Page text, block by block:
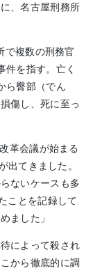
、名古屋刑務所
で複数の刑務官
件を指す。亡く
ら臀部（でん
傷し、死に至っ
革会議が始まる
出てきました。
ないケースも多
ことを記録して
ました」
によって殺され
から徹底的に調